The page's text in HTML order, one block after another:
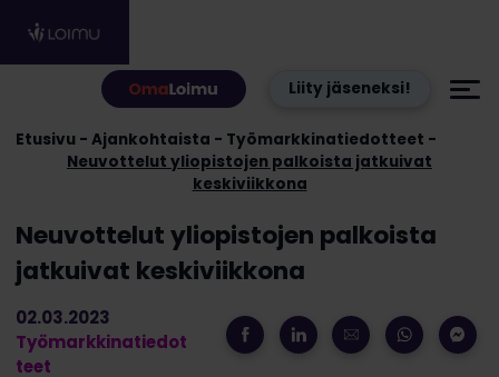
Liity jäseneksi!
Etusivu Ajankohtaista
Työmarkkinatiedotteet
Neuvottelut yliopistojen palkoista jatkuivat
keskiviikkona
Neuvottelut yliopistojen palkoista
jatkuivat keskiviikkona
02.03.2023
Työmarkkinatiedot
teet